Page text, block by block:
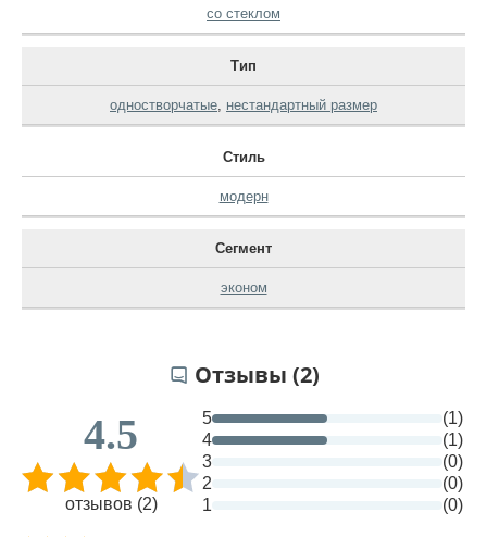
со стеклом
Тип
одностворчатые нестандартный размер
Стиль
модерн
Сегмент
эконом
Отзывы (2)
4.5
отзывов (2)
5
(1)
4
(1)
3
(0)
2
(0)
1
(0)